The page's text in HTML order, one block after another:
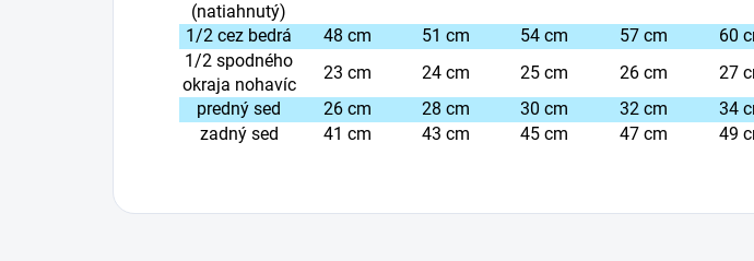
(natiahnutý)
1/2 cez bedrá 48 cm 51 cm 54 cm 57 cm
60
1/2 spodného
okraja nohavíc
23 cm 24 cm 25 cm 26 cm
27
predný sed
26 cm 28 cm 30 cm 32 cm
34
zadný sed
41 cm 43 cm 45 cm 47 cm 49